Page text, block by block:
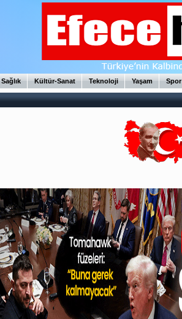
Sağlık Kültür-Sanat Teknoloji Yaşam Spor